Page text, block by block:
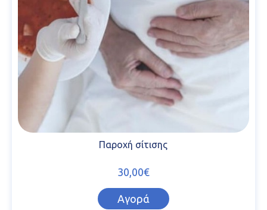
Παροχή σίτισης
30,00€
Αγορά